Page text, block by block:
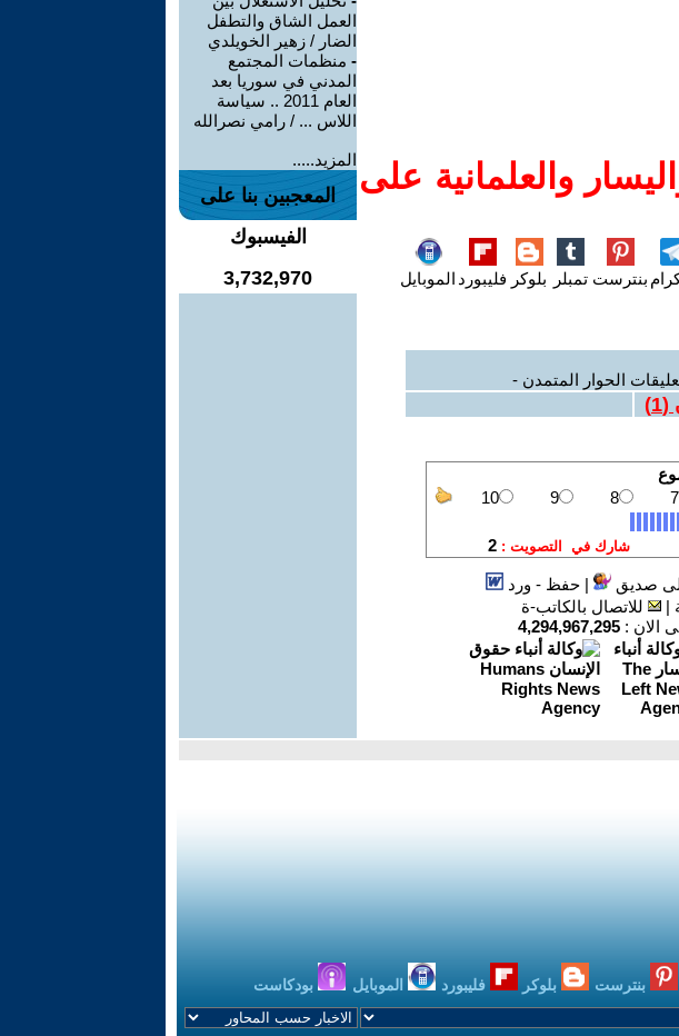
والعلمانية على
بنترست تمبلر بلوكر فليبورد الموبايل
الحوار المتمدن -
(
1
)
صديق |حفظ - ورد
|
للاتصال بالكاتب-ة
الان : 4,294,967,295
العمل الشاق والتطفل
الضار / زهير الخويلدي
- منظمات المجتمع
المدني في سوريا بعد
العام 2011 .. سياسة
اللاس ... / رامي نصرالله
المزيد.....
المعجبين بنا على
الفيسبوك
3,732,970
بنترست بلوكر فليبورد الموبايل بودكاست